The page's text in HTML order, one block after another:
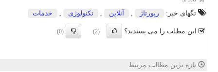
تگهای خبر:
رپورتاژ , آنلاین , تكنولوژی , خدمات
این مطلب را می پسندید؟ (2)
(0)
تازه ترین مطالب مرتبط